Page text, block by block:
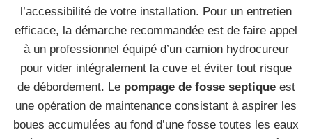
l’accessibilité de votre installation. Pour un entretien
efficace, la démarche recommandée est de faire appel
à un professionnel équipé d’un camion hydrocureur
pour vider intégralement la cuve et éviter tout risque
de débordement. Le pompage de fosse septiqueest
une opération de maintenance consistant à aspirer les
boues accumulées au fond d’une fosse toutes les eaux